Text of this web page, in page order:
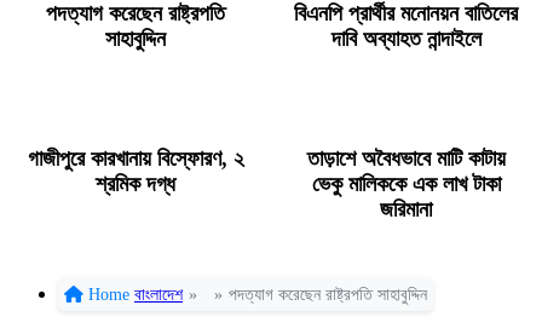
পদত্যাগ করেছেন রাষ্ট্রপতি
সাহাবুদ্দিন
বিএনপি প্রার্থীর মনোনয়ন বাতিলের
দাবি অব্যাহত নান্দাইলে
গাজীপুরে কারখানায় বিস্ফোরণ, ২
শ্রমিক দগ্ধ
তাড়াশে অবৈধভাবে মাটি কাটায়
ভেকু মালিককে এক লাখ টাকা
জরিমানা
Home বাংলাদেশ » » পদত্যাগ করেছেন রাষ্ট্রপতি সাহাবুদ্দিন